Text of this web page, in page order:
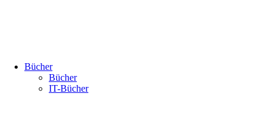
Bücher
Bücher
IT-Bücher